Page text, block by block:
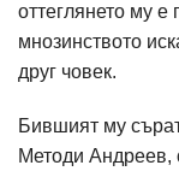
оттеглянето му е
мнозинството
друг човек.
Бившият му
Методи Андреев,